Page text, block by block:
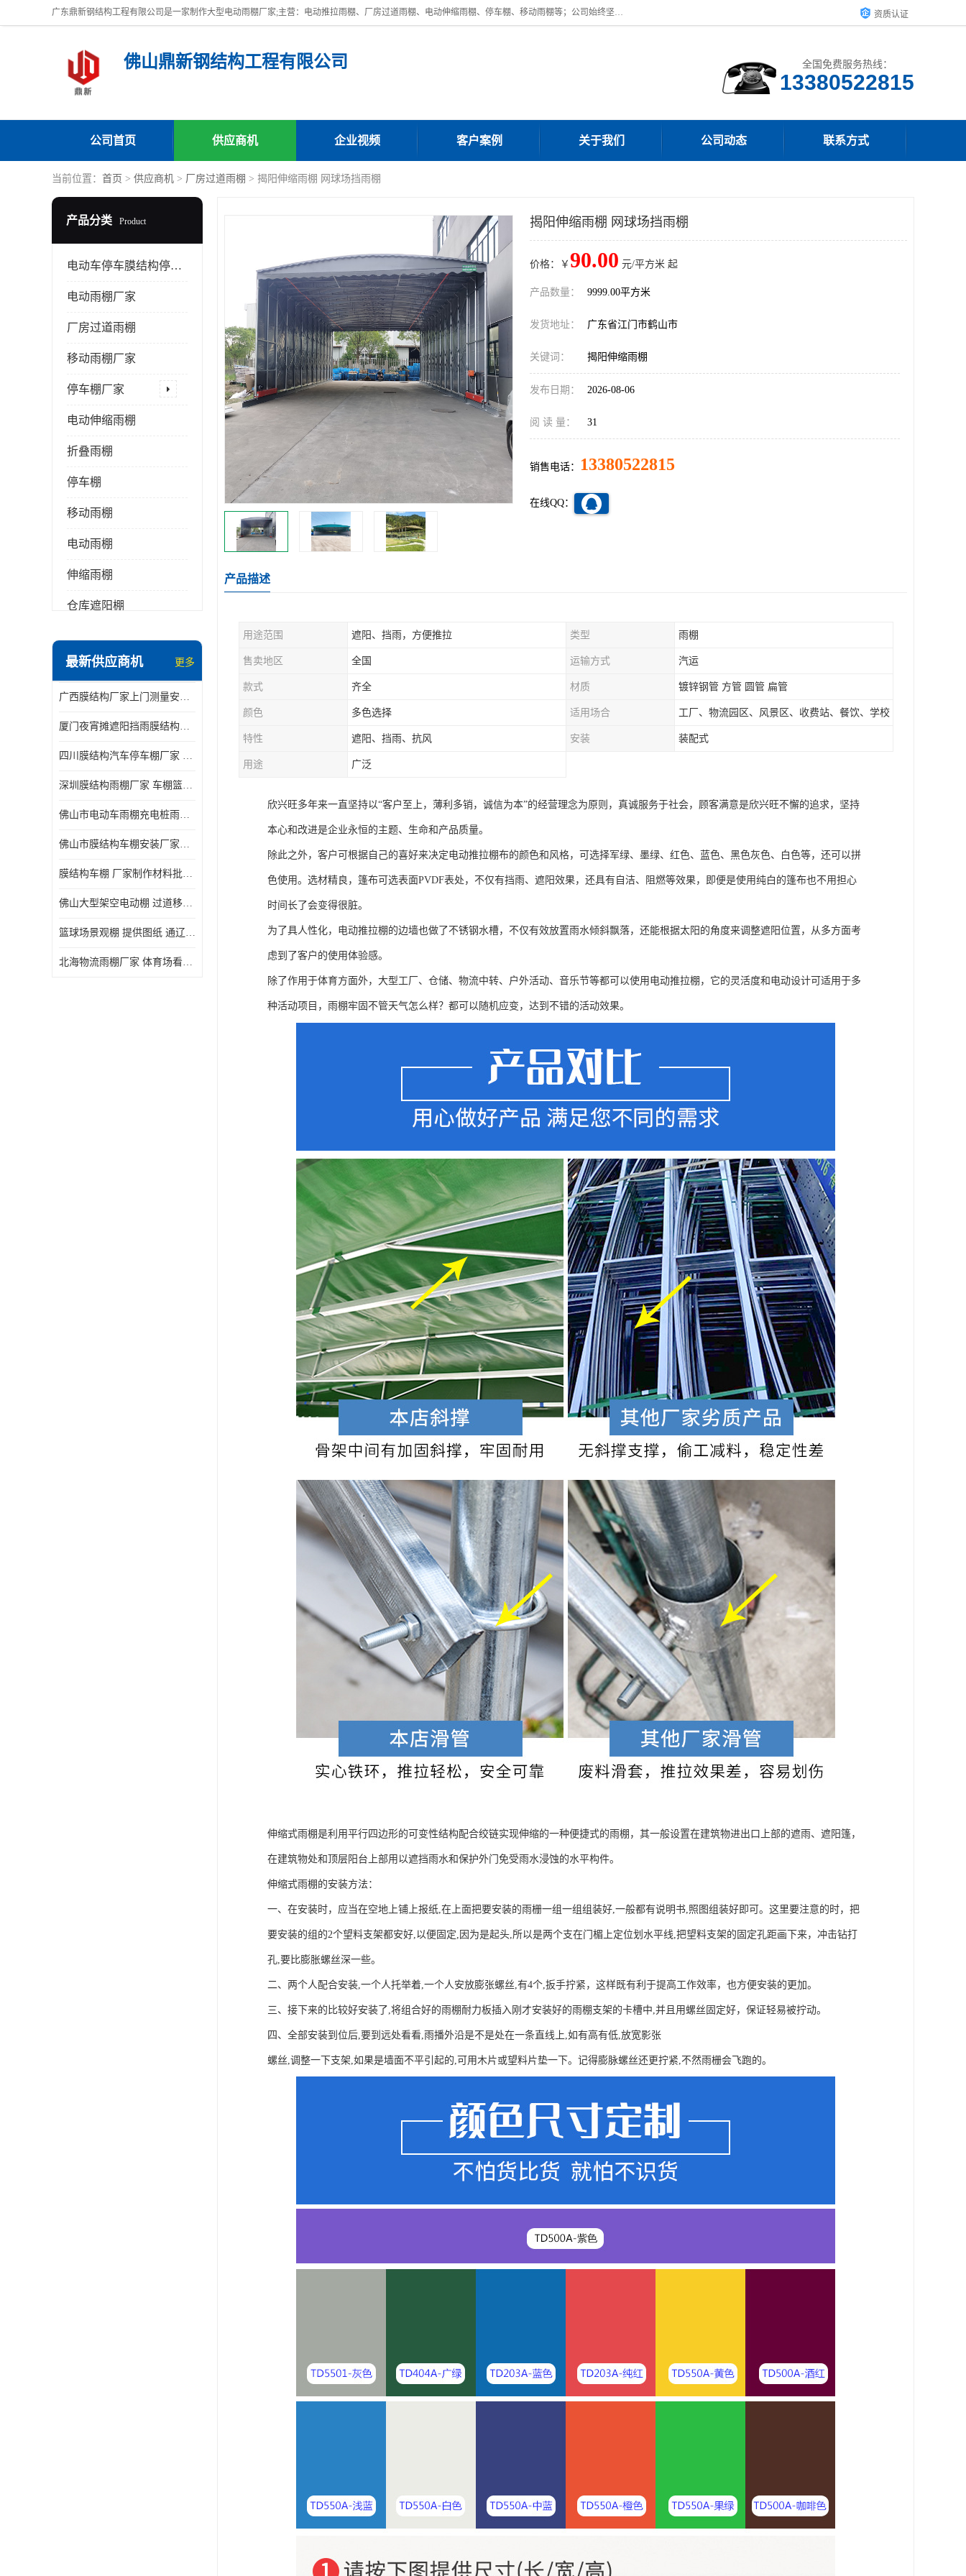
广东鼎新钢结构工程有限公司是一家制作大型电动雨棚厂家;主营：电动推拉雨棚、厂房过道雨棚、电动伸缩雨棚、停车棚、移动雨棚等；公司始终坚持结构创新,品质优越,美观形象,且售后服务好。公司充分吸纳当今休闲用品的前端技术和风格,为您带来质价相宜,时尚典雅的各种户外用品, 资质认证
佛山鼎新钢结构工程有限公司 全国免费服务热线：
13380522815
公司首页 供应商机 企业视频 客户案例 关于我们 公司动态 联系方式
当前位置： 首页 > 供应商机 > 厂房过道雨棚 > 揭阳伸缩雨棚 网球场挡雨棚
产品分类 Product
电动车停车膜结构停车棚
电动雨棚厂家
厂房过道雨棚
移动雨棚厂家
停车棚厂家
电动伸缩雨棚
折叠雨棚
停车棚
移动雨棚
电动雨棚
伸缩雨棚
仓库遮阳棚
电动推拉雨棚
膜结构停景观棚
最新供应商机 更多
广西膜结构厂家上门测量安装发货，厂家发货没有差价
厦门夜宵摊遮阳挡雨膜结构雨棚设计 上门测量 款式多
四川膜结构汽车停车棚厂家 款式多 提供报价
深圳膜结构雨棚厂家 车棚篮球场体育看台 规格多样
佛山市电动车雨棚充电桩雨棚小区电动车棚
佛山市膜结构车棚安装厂家发货安装
膜结构车棚 厂家制作材料批发安装一体式工厂
佛山大型架空电动棚 过道移动雨蓬 屋轨道悬空棚免费测量
篮球场景观棚 提供图纸 通辽膜结构厂家
北海物流雨棚厂家 体育场看台雨棚 价格优惠
揭阳伸缩雨棚 网球场挡雨棚
价格：￥ 90.00 元/平方米 起
产品数量： 9999.00平方米
发货地址： 广东省江门市鹤山市
关键词： 揭阳伸缩雨棚
发布日期： 2026-08-06
阅 读 量： 31
销售电话： 13380522815
在线QQ：
产品描述
用途范围 遮阳、挡雨，方便推拉 类型 雨棚
售卖地区 全国 运输方式 汽运
款式 齐全 材质 镀锌钢管 方管 圆管 扁管
颜色 多色选择 适用场合 工厂、物流园区、风景区、收费站、餐饮、学校
特性 遮阳、挡雨、抗风 安装 装配式
用途 广泛
欣兴旺多年来一直坚持以“客户至上，薄利多销，诚信为本”的经营理念为原则，真诚服务于社会，顾客满意是欣兴旺不懈的追求，坚持
本心和改进是企业永恒的主题、生命和产品质量。
除此之外，客户可根据自己的喜好来决定电动推拉棚布的颜色和风格，可选择军绿、墨绿、红色、蓝色、黑色灰色、白色等，还可以拼
色使用。选材精良，篷布可选表面PVDF表处，不仅有挡雨、遮阳效果，还具有自洁、阻燃等效果，即便是使用纯白的篷布也不用担心
时间长了会变得很脏。
为了具人性化，电动推拉棚的边墙也做了不锈钢水槽，不仅有效放置雨水倾斜飘落，还能根据太阳的角度来调整遮阳位置，从多方面考
虑到了客户的使用体验感。
除了作用于体育方面外，大型工厂、仓储、物流中转、户外活动、音乐节等都可以使用电动推拉棚，它的灵活度和电动设计可适用于多
种活动项目，雨棚牢固不管天气怎么样？都可以随机应变，达到不错的活动效果。
伸缩式雨棚是利用平行四边形的可变性结构配合绞链实现伸缩的一种便捷式的雨棚，其一般设置在建筑物进出口上部的遮雨、遮阳篷，
在建筑物处和顶层阳台上部用以遮挡雨水和保护外门免受雨水浸蚀的水平构件。
伸缩式雨棚的安装方法：
一、在安装时，应当在空地上铺上报纸,在上面把要安装的雨栅一组一组组装好,一般都有说明书,照图组装好即可。这里要注意的时，把
要安装的组的2个望料支架都安好,以便固定,因为是起头,所以是两个支在门楣上定位划水平线,把望料支架的固定孔距画下来，冲击钻打
孔,要比膨胀螺丝深一些。
二、两个人配合安装,一个人托举着,一个人安放膨张螺丝,有4个,扳手拧紧，这样既有利于提高工作效率，也方便安装的更加。
三、接下来的比较好安装了,将组合好的雨棚耐力板插入刚才安装好的雨棚支架的卡槽中,并且用螺丝固定好，保证轻易被拧动。
四、全部安装到位后,要到远处看看,雨播外沿是不是处在一条直线上,如有高有低,放宽影张
螺丝,调整一下支架,如果是墙面不平引起的,可用木片或望料片垫一下。记得膨脉螺丝还更拧紧,不然雨栅会飞跑的。